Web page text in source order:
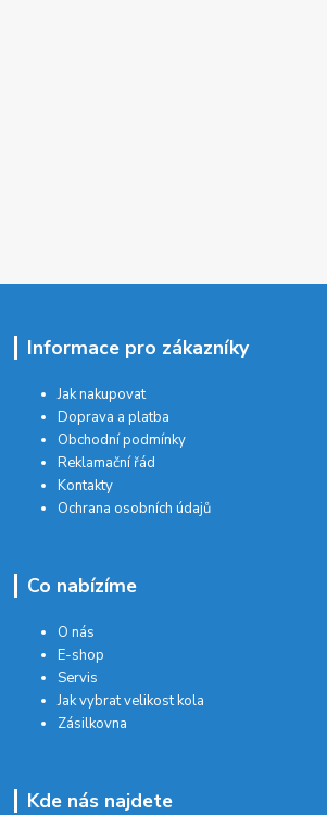
Informace pro zákazníky
Jak nakupovat
Doprava a platba
Obchodní podmínky
Reklamační řád
Kontakty
Ochrana osobních údajů
Co nabízíme
O nás
E-shop
Servis
Jak vybrat velikost kola
Zásilkovna
Kde nás najdete